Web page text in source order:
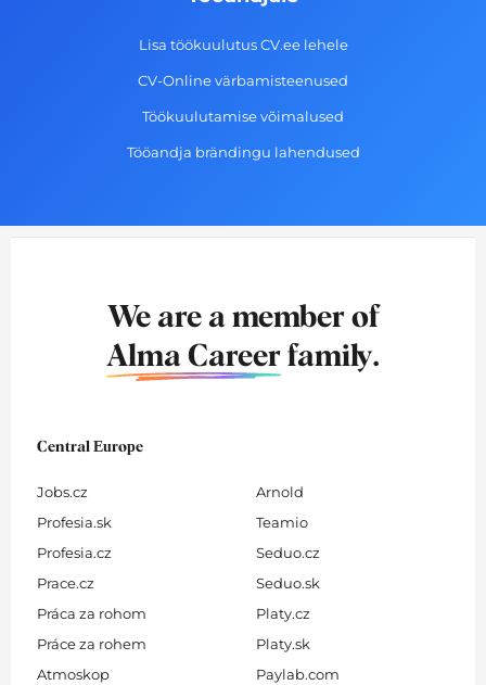
Lisa töökuulutus CV.ee lehele
CV-Online värbamisteenused
Töökuulutamise võimalused
Tööandja brändingu lahendused
We are a member of
Alma Career family.
Central Europe
Jobs.cz
Profesia.sk
Profesia.cz
Prace.cz
Práca za rohom
Práce za rohem
Atmoskop
Arnold
Teamio
Seduo.cz
Seduo.sk
Platy.cz
Platy.sk
Paylab.com